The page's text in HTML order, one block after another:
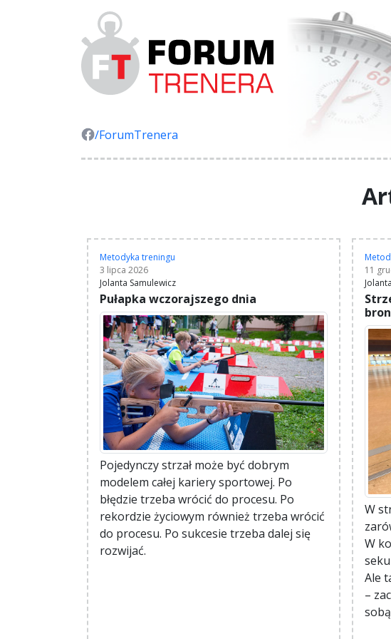
/ForumTrenera
Metodyka treningu
3 lipca 2026
Jolanta Samulewicz
Pułapka wczorajszego dnia
Pojedynczy strzał może być dobrym
modelem całej kariery sportowej. Po
błędzie trzeba wrócić do procesu. Po
rekordzie życiowym również trzeba wrócić
do procesu. Po sukcesie trzeba dalej się
rozwijać.
11
W
W
Ale
–